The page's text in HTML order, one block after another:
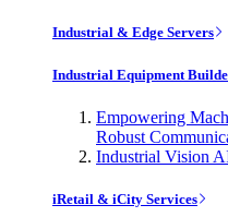
Industrial & Edge Servers
Industrial Equipment
Empowering
Robust
Industrial Vision
iRetail & iCity Services